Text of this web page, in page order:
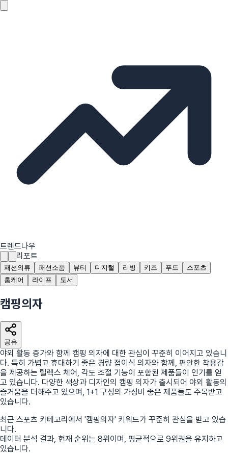
트렌드나우
리포트
패션의류 패션소품 뷰티 디지털 리빙 키즈 푸드
스포츠
홈케어
라이프 도서
캠핑의자
공유
야외 활동 증가와 함께 캠핑 의자에 대한 관심이 꾸준히 이어지고 있습니
다. 특히 가볍고 휴대하기 좋은 경량 접이식 의자와 함께, 편안한 착용감
을 제공하는 릴렉스 체어, 각도 조절 기능이 포함된 제품들이 인기를 얻
고 있습니다. 다양한 색상과 디자인의 캠핑 의자가 출시되어 야외 활동의
즐거움을 더해주고 있으며, 1+1 구성의 가성비 좋은 제품들도 주목받고
있습니다.
최근 스포츠 카테고리에서 '캠핑의자' 키워드가 꾸준히 관심을 받고 있습
니다.
데이터 분석 결과, 현재 순위는 8위 이며, 평균적으로 9위권을 유지하고
있습니다.